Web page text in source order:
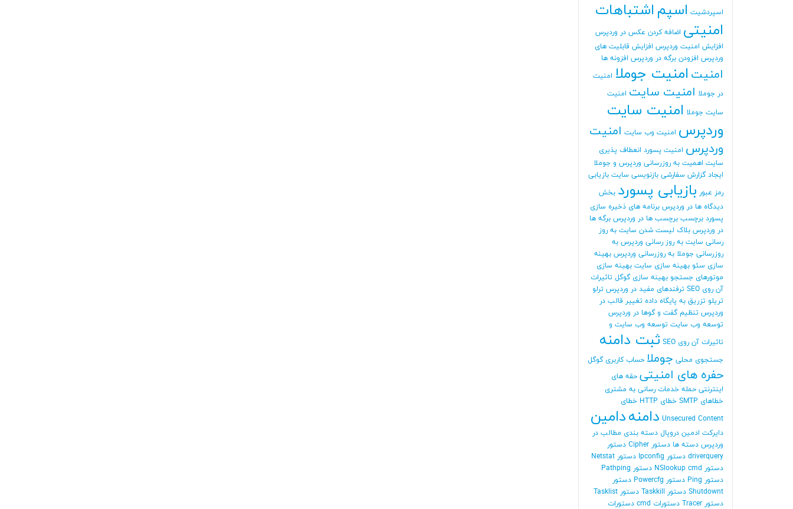
اسپردشیت اسپم اشتباهات
امنیتی اضافه کردن عکس در وردپرس
افزایش امنیت وردپرس افزایش قابلیت های
وردپرس افزودن برگه در وردپرس افزونه ها
امنیت امنیت جوملا امنیت
در جوملا امنیت سایت امنیت
سایت جوملا امنیت سایت
وردپرس امنیت وب سایت امنیت
وردپرس امنیت پسورد انعطاف پذیری
سایت اهمیت به روزرسانی وردپرس و جوملا
ایجاد گزارش سفارشی بازنویسی سایت بازیابی
رمز عبور بازیابی پسورد بخش
دیدگاه ها در وردپرس برنامه های ذخیره سازی
پسورد برچسب برچسب ها در وردپرس برگه ها
در وردپرس بلاک لیست شدن سایت به روز
رسانی سایت به روز رسانی وردپرس به
روزرسانی جوملا به روزرسانی وردپرس بهینه
سازی سئو بهینه سازی سایت بهینه سازی
موتورهای جستجو بهینه سازی گوگل تاثیرات
آن روی SEO
ترفندهای مفید در وردپرس ترلو
تریلو تزریق به پایگاه داده تغییر قالب در
وردپرس تنظیم گفت و گوها در وردپرس
توسعه وب سایت توسعه وب سایت و
تاثیرات آن روی SEO
ثبت دامنه
جستجوی محلی جوملا حساب کاربری گوگل
حفره های امنیتی حقه های
اینترنتی حمله خدمات رسانی به مشتری
خطاهای SMTP
خطای HTTP
خطای
Unsecured Content دامنهدامین
دایرکت ادمین دروپال دسته بندی مطالب در
وردپرس دسته ها دستور Cipher
دستور
driverquery دستور Ipconfig
دستور Netstat
دستور NSlookup cmd
دستور Pathping
دستور Ping
دستور Powercfg
دستور
Shutdownt دستور Taskkill
دستور Tasklist
دستور Tracer
دستورات cmd دستورات